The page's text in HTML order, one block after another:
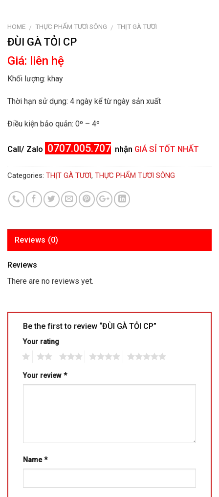
HOME / THỰC PHẨM TƯƠI SÔNG / THỊT GÀ TƯƠI
ĐÙI GÀ TỎI CP
Giá: liên hệ
Khối lượng: khay
Thời hạn sử dụng: 4 ngày kể từ ngày sản xuất
Điều kiện bảo quản: 0º – 4º
Call/ Zalo 0707.005.707 nhận GIÁ SỈ TỐT NHẤT
Categories: THỊT GÀ TƯƠI, THỰC PHẨM TƯƠI SÔNG
Reviews (0)
Reviews
There are no reviews yet.
Be the first to review “ĐÙI GÀ TỎI CP”
Your rating
Your review *
Name*